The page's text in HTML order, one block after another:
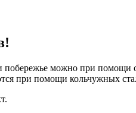
побережье можно при
при помощи кольчужных